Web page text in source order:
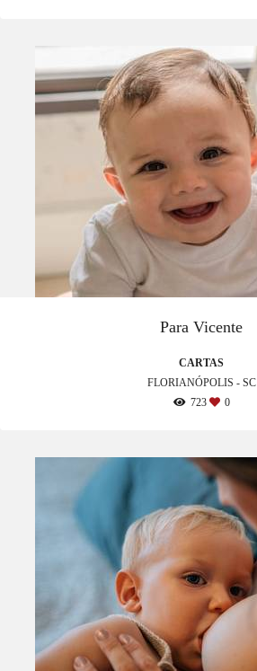
Para Vicente
CARTAS
FLORIANÓPOLIS - SC
723
0